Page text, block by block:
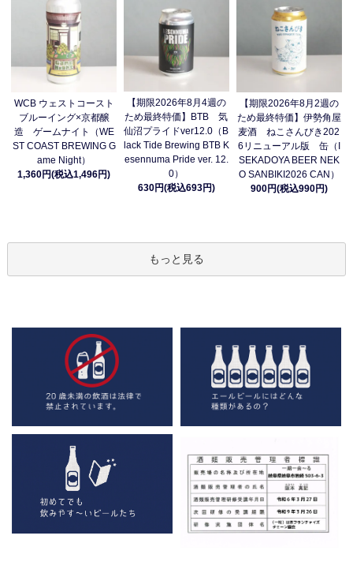
WCB ウェストコースト
ブルーイング×京都醸
造 ゲームナイト（WE
ST COAST BREWING G
ame Night）
1,360円(税込1,496円)
【期限2026年8月4週の
ため最終特価】BTB 気
仙沼プライドver12.0（B
lack Tide Brewing BTB K
esennuma Pride ver. 12.
0）
630円(税込693円)
【期限2026年8月2週の
ため最終特価】伊勢角屋
麦酒 ねこさんびき202
6リニューアル版 缶（I
SEKADOYA BEER NEK
O SANBIKI2026 CAN）
900円(税込990円)
もっと見る